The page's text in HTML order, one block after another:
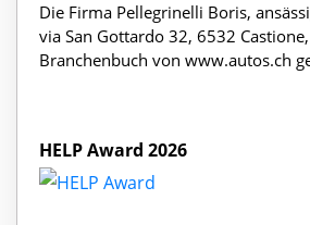
Die Firma Pellegrinelli Boris,
via San Gottardo 32, 6532
Branchenbuch von www.autos.ch
HELP Award 2026